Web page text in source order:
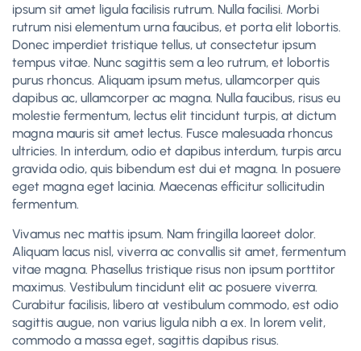
ipsum sit amet ligula facilisis rutrum. Nulla facilisi. Morbi
rutrum nisi elementum urna faucibus, et porta elit lobortis.
Donec imperdiet tristique tellus, ut consectetur ipsum
tempus vitae. Nunc sagittis sem a leo rutrum, et lobortis
purus rhoncus. Aliquam ipsum metus, ullamcorper quis
dapibus ac, ullamcorper ac magna. Nulla faucibus, risus eu
molestie fermentum, lectus elit tincidunt turpis, at dictum
magna mauris sit amet lectus. Fusce malesuada rhoncus
ultricies. In interdum, odio et dapibus interdum, turpis arcu
gravida odio, quis bibendum est dui et magna. In posuere
eget magna eget lacinia. Maecenas efficitur sollicitudin
fermentum.
Vivamus nec mattis ipsum. Nam fringilla laoreet dolor.
Aliquam lacus nisl, viverra ac convallis sit amet, fermentum
vitae magna. Phasellus tristique risus non ipsum porttitor
maximus. Vestibulum tincidunt elit ac posuere viverra.
Curabitur facilisis, libero at vestibulum commodo, est odio
sagittis augue, non varius ligula nibh a ex. In lorem velit,
commodo a massa eget, sagittis dapibus risus.